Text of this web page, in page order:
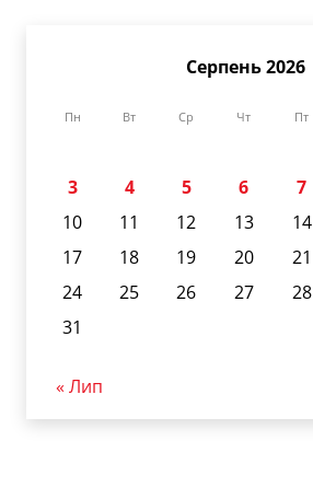
Серпень 2026
Пн Вт Ср Чт Пт
3
4 5 6 7
10
11 12 13 14
17
18 19 20 21
24
25 26 27 28
31
« Лип